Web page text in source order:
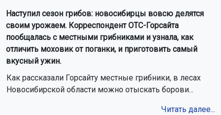
Наступил сезон грибов: новосибирцы вовсю делятся
своим урожаем. Корреспондент ОТС-Горсайта
пообщалась с местными грибниками и узнала, как
отличить моховик от поганки, и приготовить самый
вкусный ужин.
Как рассказали Горсайту местные грибники, в лесах
Новосибирской области можно отыскать борови...
Читать далее...